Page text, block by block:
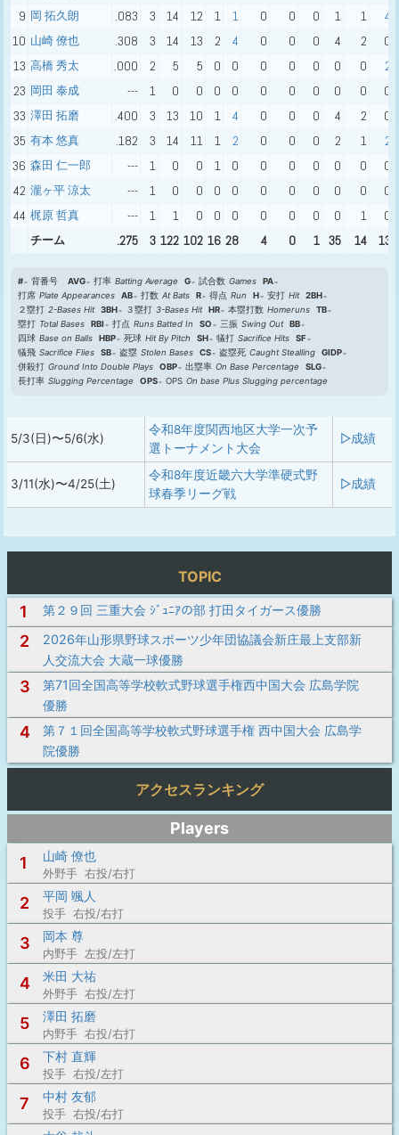
9 岡 拓久朗 .083 3 14 12 1 1 0 0 0 1 1
4
10 山崎 僚也 .308 3 14 13 2 4 0 0 0 4 2
0
13 高橋 秀太 .000 2 5 5 0 0 0 0 0 0 0
2
23 岡田 泰成 --- 1 0 0 0 0 0 0 0 0 0
0
33 澤田 拓磨 .400 3 13 10 1 4 0 0 0 4 2
0
35 有本 悠真 .182 3 14 11 1 2 0 0 0 2 1
2
36 森田 仁一郎 --- 1 0 0 1 0 0 0 0 0 0
0
42 瀧ヶ平 涼太 --- 1 0 0 0 0 0 0 0 0 0
0
44 梶原 哲真 --- 1 1 0 0 0 0 0 0 0 1 0
チーム .275 3 122 102 16 28 4 0 1 35 14 13
# 背番号 AVG 打率 Batting Average G 試合数 Games
PA
打席 Plate Appearances AB 打数 At Bats R 得点 Run H 安打 Hit
2BH
２塁打 2-Bases Hit 3BH ３塁打 3-Bases Hit HR 本塁打数 Homeruns
TB
塁打 Total Bases RBI 打点 Runs Batted In SO 三振 Swing Out
BB
四球 Base on Balls HBP 死球 Hit By Pitch SH 犠打 Sacrifice Hits
SF
犠飛 Sacrifice Flies SB 盗塁 Stolen Bases CS 盗塁死 Caught Stealling
GIDP
併殺打 Ground Into Double Plays OBP 出塁率 On Base Percentage
SLG
長打率 Slugging Percentage OPS OPS On base Plus Slugging percentage
5/3(日)〜5/6(水)
令和8年度関西地区大学一次予
選トーナメント大会
▷成績
3/11(水)〜4/25(土)
令和8年度近畿六大学準硬式野
球春季リーグ戦
▷成績
TOPIC
1 第２９回 三重大会 ｼﾞｭﾆｱの部 打田タイガース優勝
2
2026年山形県野球スポーツ少年団協議会新庄最上支部新
人交流大会 大蔵一球優勝
3
第71回全国高等学校軟式野球選手権西中国大会 広島学院
優勝
4
第７１回全国高等学校軟式野球選手権 西中国大会 広島学
院優勝
アクセスランキング
Players
1
山崎 僚也
外野手 右投/右打
2 平岡 颯人
投手 右投/右打
3 岡本 尊
内野手 左投/左打
4 米田 大祐
外野手 右投/左打
5 澤田 拓磨
内野手 右投/右打
6 下村 直輝
投手 右投/左打
7 中村 友郁
投手 右投/右打